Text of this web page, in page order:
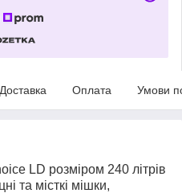
Доставка Оплата Умови
LD розміром 240 літрів
та місткі мішки,